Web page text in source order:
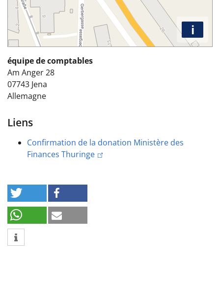
i
équipe de comptables
Am Anger 28
07743 Jena
Allemagne
Liens
Confirmation de la donation Ministère des
Finances Thuringe